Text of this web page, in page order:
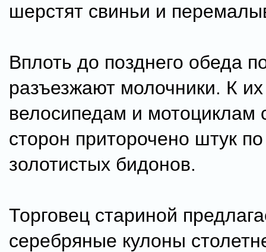
шерстят свиньи и
Вплоть до позднего обеда
разъезжают молочники. К их
велосипедам и мотоциклам
сторон приторочено штук
золотистых бидонов.
Торговец стариной
серебряные кулоны